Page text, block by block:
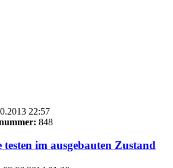
22:57
848
im ausgebauten Zustand